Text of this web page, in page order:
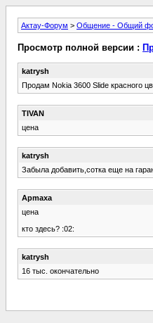
Актау-Форум > Общение - Общий
Просмотр полной версии :
katrysh
Продам Nokia 3600 Slide красного
TIVAN
цена
katrysh
Забыла добавить,сотка еще на
Apmaxa
цена
кто здесь? :02:
katrysh
16 тыс. окончательно